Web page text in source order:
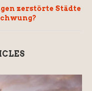
zerstörte Städte